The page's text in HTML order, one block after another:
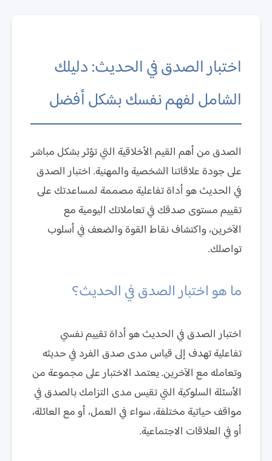
اختبار الصدق في الحديث: دليلك
الشامل لفهم نفسك بشكل أفضل
الصدق من أهم القيم الأخلاقية التي تؤثر بشكل مباشر
على جودة علاقاتنا الشخصية والمهنية. اختبار الصدق
في الحديث هو أداة تفاعلية مصممة لمساعدتك على
تقييم مستوى صدقك في تعاملاتك اليومية مع
الآخرين، واكتشاف نقاط القوة والضعف في أسلوب
تواصلك.
ما هو اختبار الصدق في الحديث؟
اختبار الصدق في الحديث هو أداة تقييم نفسي
تفاعلية تهدف إلى قياس مدى صدق الفرد في حديثه
وتعامله مع الآخرين. يعتمد الاختبار على مجموعة من
الأسئلة السلوكية التي تقيس مدى التزامك بالصدق في
مواقف حياتية مختلفة، سواء في العمل، أو مع العائلة،
أو في العلاقات الاجتماعية.